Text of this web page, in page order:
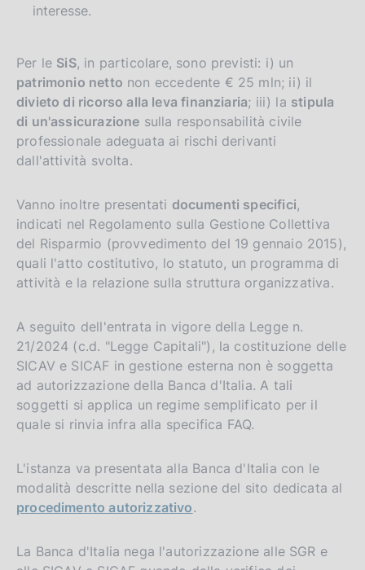
interesse.
Per le SiS, in particolare, sono previsti: i) un
patrimonio netto non eccedente € 25 mln; ii) il
divieto di ricorso alla leva finanziaria; iii) la stipula
di un'assicurazione sulla responsabilità civile
professionale adeguata ai rischi derivanti
dall'attività svolta.
Vanno inoltre presentati documenti specifici,
indicati nel Regolamento sulla Gestione Collettiva
del Risparmio (provvedimento del 19 gennaio 2015),
quali l'atto costitutivo, lo statuto, un programma di
attività e la relazione sulla struttura organizzativa.
A seguito dell'entrata in vigore della Legge n.
21/2024 (c.d. "Legge Capitali"), la costituzione delle
SICAV e SICAF in gestione esterna non è soggetta
ad autorizzazione della Banca d'Italia. A tali
soggetti si applica un regime semplificato per il
quale si rinvia infra alla specifica FAQ.
L'istanza va presentata alla Banca d'Italia con le
modalità descritte nella sezione del sito dedicata al
procedimento autorizzativo.
La Banca d'Italia nega l'autorizzazione alle SGR e